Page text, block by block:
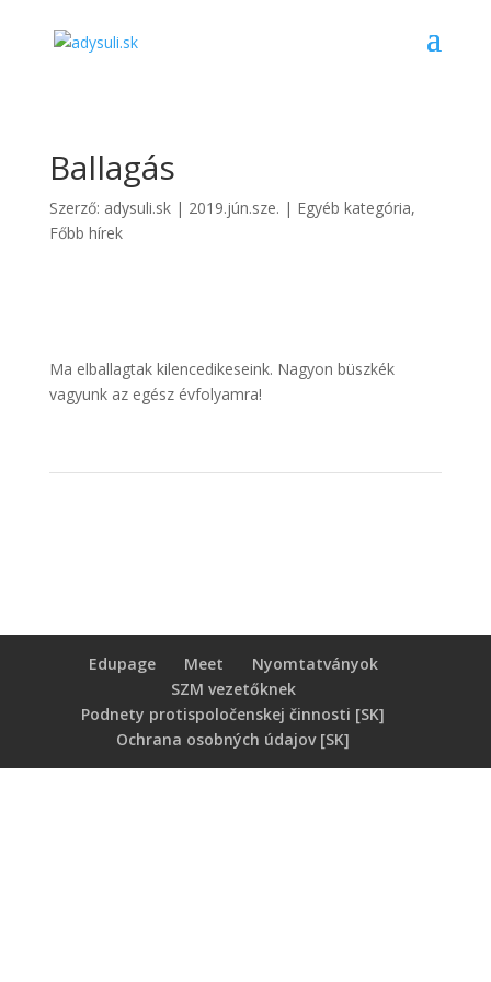
Ballagás
Szerző: adysuli.sk| 2019.jún.sze. | Egyéb kategória,
Főbb hírek
Ma elballagtak kilencedikeseink. Nagyon büszkék
vagyunk az egész évfolyamra!
Edupage Meet
Nyomtatványok
SZM vezetőknek
Podnety protispoločenskej činnosti [SK]
Ochrana osobných údajov [SK]